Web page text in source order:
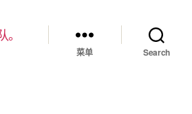
菜单 Search